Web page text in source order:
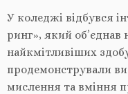
У коледжі відбувся
ринг», який об’єднав
найкмітливіших
продемонстрували
мислення та вміння